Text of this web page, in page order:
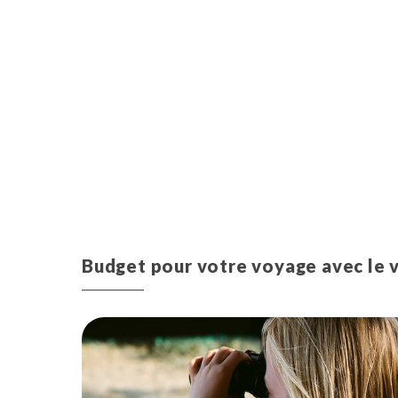
Budget pour votre voyage avec le